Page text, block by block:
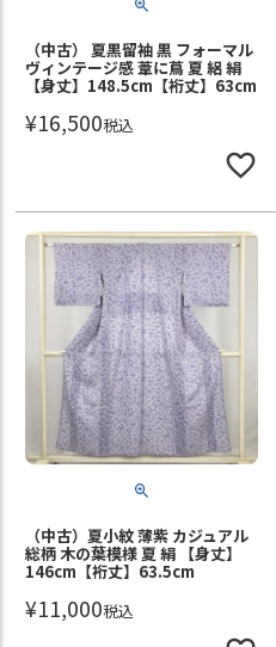
（中古） 夏黒留袖 黒 フォーマル
ヴィンテージ感 葦に蔦 夏 絽 絹
【身丈】148.5cm【裄丈】63cm
¥16,500税込
（中古）夏小紋 薄紫 カジュアル
総柄 木の葉模様 夏 絹 【身丈】
146cm【裄丈】63.5cm
¥11,000税込